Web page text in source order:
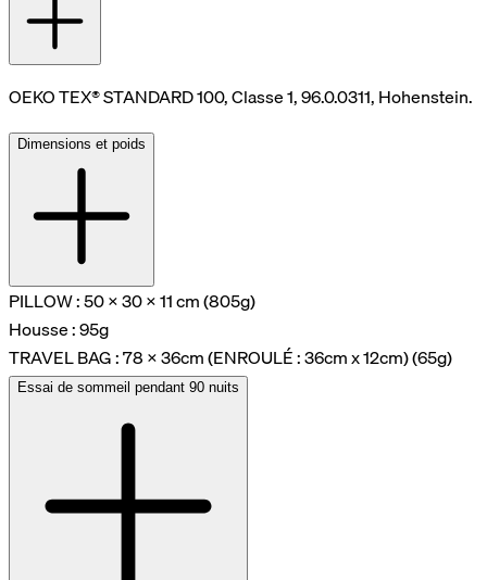
OEKO TEX® STANDARD 100, Classe 1, 96.0.0311, Hohenstein.
Dimensions et poids
PILLOW : 50 x 30 x 11 cm (805g)
Housse : 95g
TRAVEL BAG : 78 x 36cm (ENROULÉ : 36cm x 12cm) (65g)
Essai de sommeil pendant 90 nuits